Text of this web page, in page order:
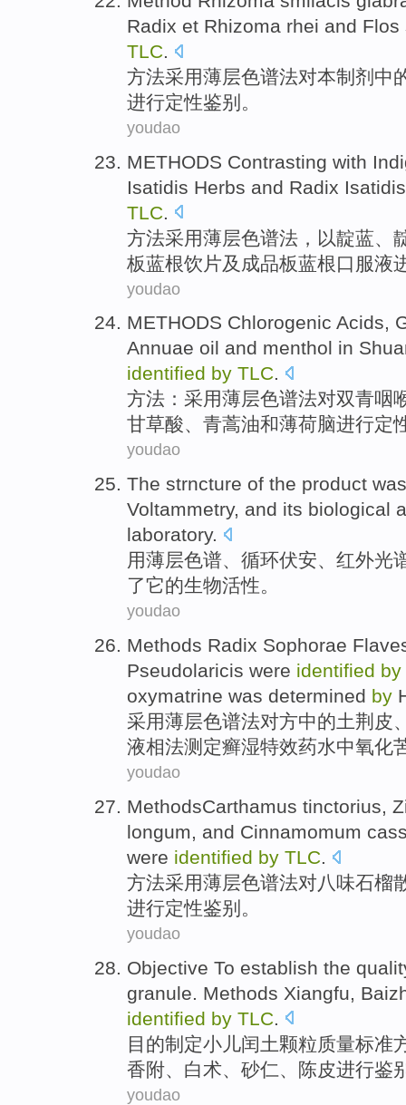
Radix et Rhizoma rhei and Flos
TLC.
方法采用薄层色谱法对本制剂中
进行定性鉴别。
youdao
METHODS Contrasting with
Isatidis Herbs and Radix
TLC
方法采用薄层色谱法， 以靛蓝
板蓝根饮片及成品板蓝根口服液
youdao
METHODS Chlorogenic Acids,
Annuae oil and menthol in
identified by TLC.
方法 ：采用薄层色谱法对双青咽
甘草酸、 青蒿油和薄荷脑进行定
youdao
The strncture of the product
Voltammetry, and its biological
laboratory.
用薄层色谱、 循环伏安、 红外光
了它的生物活性。
youdao
Methods Radix Sophorae
Pseudolaricis were identified by
oxymatrine was determined by
采用薄层色谱法对方中的土荆皮
液相法测定癣湿特效药水中氧化
youdao
MethodsCarthamus tinctorius,
longum, and Cinnamomum
were identified by TLC.
方法采用薄层色谱法对八味石榴
进行定性鉴别。
youdao
Objective To establish the
granule. Methods Xiangfu,
identified by TLC
目的制定小儿闰土颗粒质量标准
香附、 白术 、砂仁、 陈皮进行鉴
youdao